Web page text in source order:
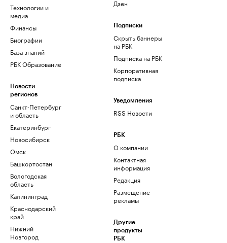
Технологии и
медиа
Финансы
Биографии
База знаний
РБК Образование
Новости
регионов
Санкт-Петербург
и область
Екатеринбург
Новосибирск
Омск
Башкортостан
Вологодская
область
Калининград
Краснодарский
край
Нижний
Новгород
Дзен
Подписки
Скрыть баннеры
на РБК
Подписка на РБК
Корпоративная
подписка
Уведомления
RSS Новости
РБК
О компании
Контактная
информация
Редакция
Размещение
рекламы
Другие
продукты
РБК